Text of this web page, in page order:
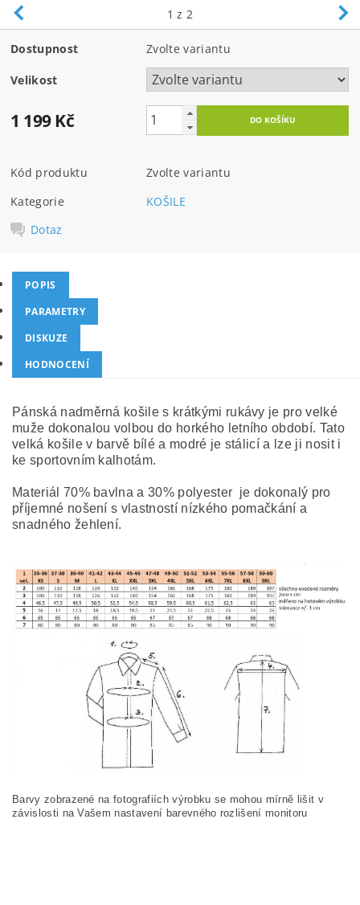
1 z 2
Dostupnost Zvolte variantu
Velikost
1 199 Kč
Kód produktu
Zvolte variantu
Kategorie
KOŠILE
Dotaz
POPIS
PARAMETRY
DISKUZE
HODNOCENÍ
Pánská nadměrná košile s krátkými rukávy je pro velké
muže dokonalou volbou do horkého letního období. Tato
velká košile v barvě bílé a modré je stálicí a lze ji nosit i
ke sportovním kalhotám.
Materiál 70% bavlna a 30% polyester je dokonalý pro
příjemné nošení s vlastností nízkého pomačkání a
snadného žehlení.
Barvy zobrazené na fotografiích výrobku se mohou mírně lišit v
závislosti na Vašem nastavení barevného rozlišení monitoru